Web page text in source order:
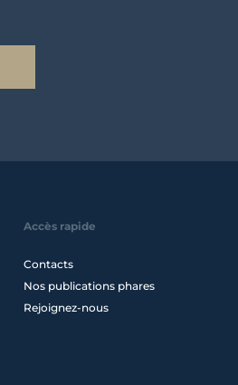
Accès rapide
Contacts
Nos publications phares
Rejoignez-nous